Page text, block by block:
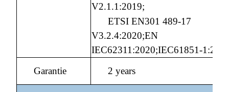
V2.1.1:2019;
ETSI EN301 489-17
V3.2.4:2020;EN
IEC62311:2020;IEC61851-
Garantie
2 years